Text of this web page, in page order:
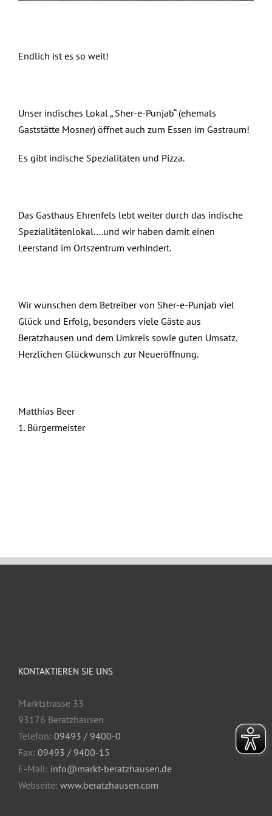
Endlich ist es so weit!
Unser indisches Lokal „ Sher-e-Punjab“ (ehemals
Gaststätte Mosner) öffnet auch zum Essen im Gastraum!
Es gibt indische Spezialitäten und Pizza.
Das Gasthaus Ehrenfels lebt weiter durch das indische
Spezialitätenlokal….und wir haben damit einen
Leerstand im Ortszentrum verhindert.
Wir wünschen dem Betreiber von Sher-e-Punjab viel
Glück und Erfolg, besonders viele Gäste aus
Beratzhausen und dem Umkreis sowie guten Umsatz.
Herzlichen Glückwunsch zur Neueröffnung.
Matthias Beer
1. Bürgermeister
KONTAKTIEREN SIE UNS
Marktstrasse 33
93176 Beratzhausen
Telefon: 09493 / 9400-0
Fax: 09493 / 9400-15
E-Mail: info@markt-beratzhausen.de
Webseite: www.beratzhausen.com